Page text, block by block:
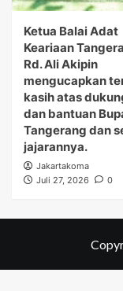
Ketua Balai Adat
Keariaan
Rd. Ali Akipin
mengucapkan
kasih atas
dan bantuan
Tangerang dan
jajarannya.
Jakartakoma
Juli 27, 2026
0